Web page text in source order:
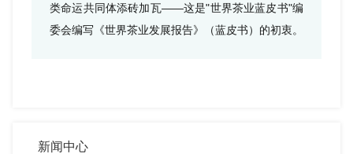
类命运共同体添砖加瓦——这是"世界茶业蓝皮书"编
委会编写《世界茶业发展报告》（蓝皮书）的初衷。
新闻中心